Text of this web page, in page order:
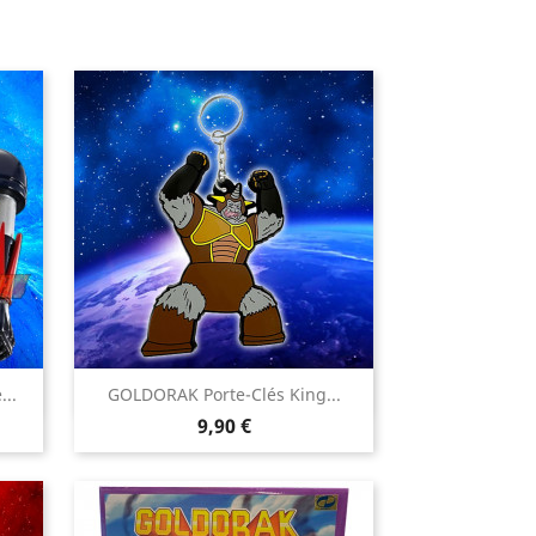
GOLDORAK Porte-Clés King...
Prix
9,90 €
Aperçu rapide